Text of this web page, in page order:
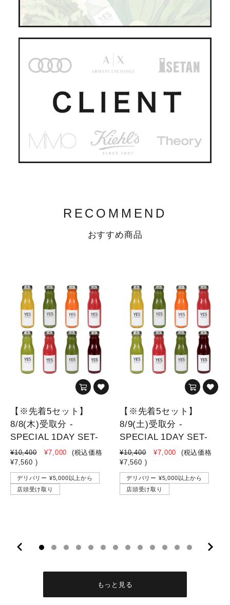
RECOMMEND
おすすめ商品
【※先着5セット】
8/8(木)受取分 -
SPECIAL 1DAY SET-
¥10,400 ¥7,000
(税込価格
¥7,560 )
デリバリー ¥5,000以上から
店頭受け取り
【※先着5セット】
8/9(土)受取分 -
SPECIAL 1DAY SET-
¥10,400 ¥7,000
(税込価格
¥7,560 )
デリバリー ¥5,000以上から
店頭受け取り
もっと見る